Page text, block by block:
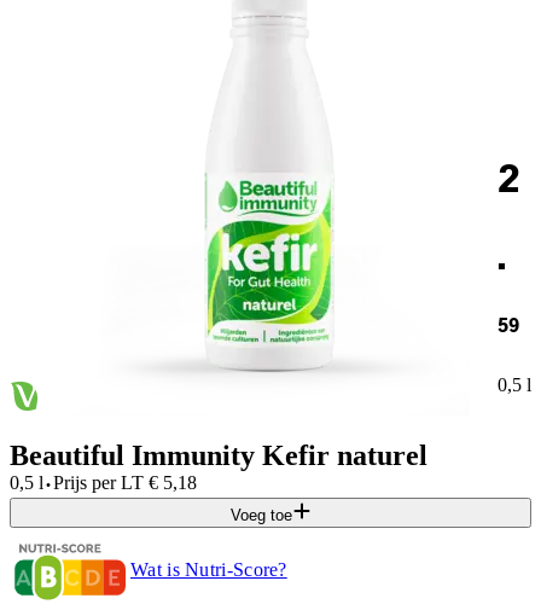
2
.
59
0,5 l
Beautiful Immunity Kefir naturel
0,5 l·Prijs per LT € 5,18
Voeg toe
Wat is Nutri-Score?